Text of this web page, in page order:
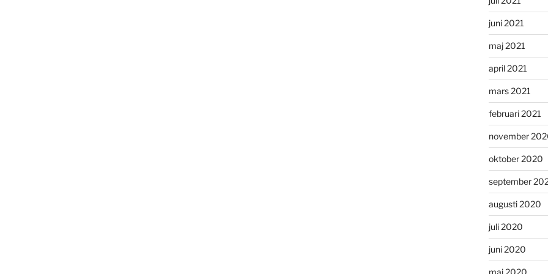
juni 2021
maj 2021
april 2021
mars 2021
februari 2021
november
oktober 2020
september
augusti 2020
juli 2020
juni 2020
maj 2020